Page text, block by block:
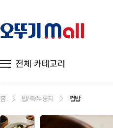
전체 카테고리
홈 밥/죽/누룽지 컵밥